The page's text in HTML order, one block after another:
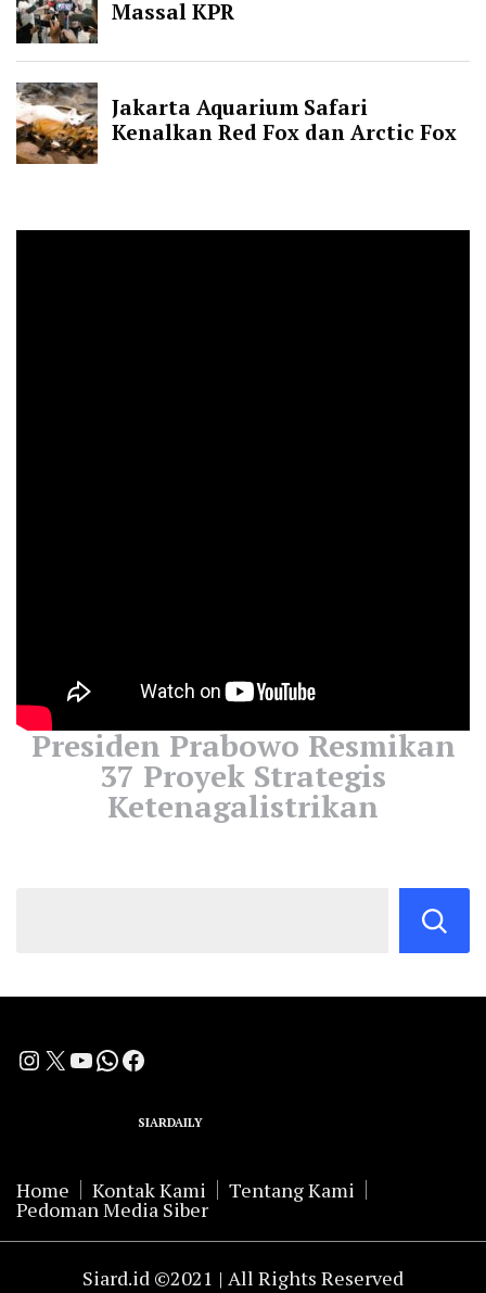
Presiden Prabowo Resmikan
37 Proyek Strategis
Ketenagalistrikan
Instagram
X YouTube
WhatsApp
Facebook
SIARDAILY
Home Kontak Kami Tentang Kami
Pedoman Media Siber
Siard.id ©2021 | All Rights Reserved